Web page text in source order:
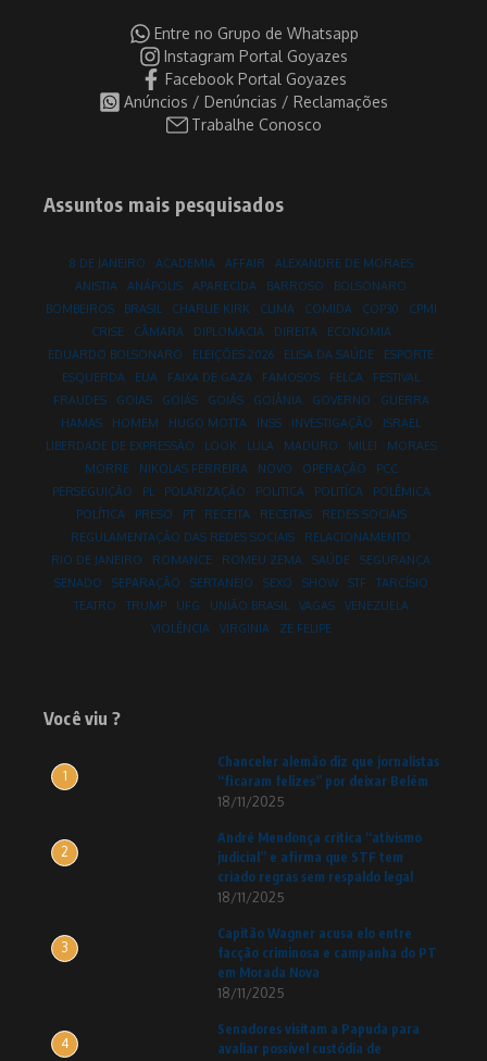
Entre no Grupo de Whatsapp
Instagram Portal Goyazes
Facebook Portal Goyazes
Anúncios / Denúncias / Reclamações
Trabalhe Conosco
Assuntos mais pesquisados
8 DE JANEIRO ACADEMIA AFFAIR
ALEXANDRE DE MORAES
ANISTIA
ANÁPOLIS APARECIDA BARROSO
BOLSONARO
BOMBEIROS
BRASIL CHARLIE KIRK CLIMA COMIDA COP30
CPMI
CRISE
CÂMARA DIPLOMACIA DIREITA
ECONOMIA
EDUARDO BOLSONARO
ELEIÇÕES 2026 ELISA DA SAÚDE
ESPORTE
ESQUERDA
EUA FAIXA DE GAZA FAMOSOS FELCA
FESTIVAL
FRAUDES
GOIAS GOIÁS GOIÁS GOIÂNIA GOVERNO
GUERRA
HAMAS
HOMEM HUGO MOTTA INSS INVESTIGAÇÃO
ISRAEL
LIBERDADE DE EXPRESSÃO
LOOK LULA MADURO MILEI
MORAES
MORRE
NIKOLAS FERREIRA NOVO OPERAÇÃO
PCC
PERSEGUIÇÃO
PL POLARIZAÇÃO POLITICA POLITÍCA
POLÊMICA
POLÍTICA
PRESO PT RECEITA RECEITAS
REDES SOCIAIS
REGULAMENTAÇÃO DAS REDES SOCIAIS
RELACIONAMENTO
RIO DE JANEIRO
ROMANCE ROMEU ZEMA SAÚDE
SEGURANÇA
SENADO
SEPARAÇÃO SERTANEJO SEXO SHOW STF
TARCÍSIO
TEATRO
TRUMP UFG UNIÃO BRASIL VAGAS
VENEZUELA
VIOLÊNCIA
VIRGINIA ZE FELIPE
Você viu ?
1
Chanceler alemão diz que jornalistas
“ficaram felizes” por deixar Belém
18/11/2025
2
André Mendonça critica “ativismo
judicial” e afirma que STF tem
criado regras sem respaldo legal
18/11/2025
3
Capitão Wagner acusa elo entre
facção criminosa e campanha do PT
em Morada Nova
18/11/2025
4
Senadores visitam a Papuda para
avaliar possível custódia de